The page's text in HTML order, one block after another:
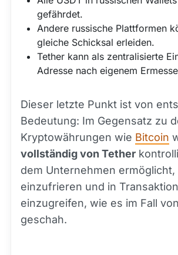
gefährdet.
Andere russische Plattformen
gleiche Schicksal erleiden.
Tether kann als zentralisierte
Adresse nach eigenem
Dieser letzte Punkt ist von
Bedeutung: Im Gegensatz zu
Kryptowährungen wie Bitcoin
vollständig von Tether
dem Unternehmen ermöglicht,
einzufrieren und in
einzugreifen, wie es im Fall
geschah.